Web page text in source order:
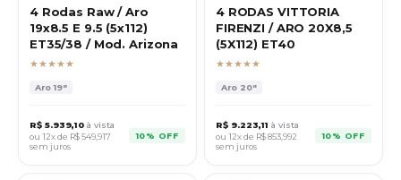
4 Rodas Raw / Aro
19x8.5 E 9.5 (5x112)
ET35/38 / Mod. Arizona
★★★★★
Aro19"
R$ 5.939,10 à vista
ou 12x de R$549,917
sem juros
10% OFF
4 RODAS VITTORIA
FIRENZI / ARO 20X8,5
(5X112) ET40
★★★★★
Aro 20"
R$ 9.223,11 à vista
ou 12x de R$853,992
sem juros
10% OFF